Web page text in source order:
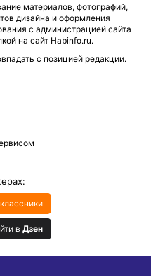
материалов, фотографий,
дизайна и оформления
с администрацией сайта
на сайт Habinfo.ru.
с позицией редакции.
в Дзен